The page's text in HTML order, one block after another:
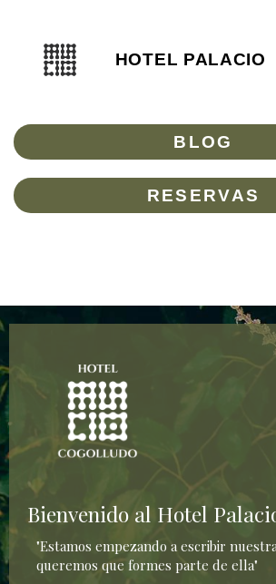
HOTEL PALACIO
BLOG
RESERVAS
Bienvenido al Hotel
"Estamos empezando a escribir
queremos que formes parte de ella"